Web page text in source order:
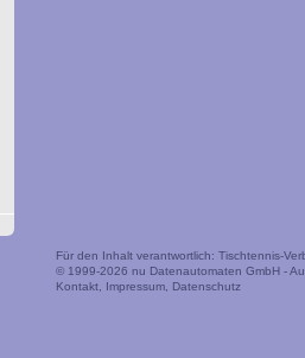
Für den Inhalt verantwortlich: Tischtennis-
© 1999-2026 nu Datenautomaten GmbH -
Kontakt
Impressum Datenschutz